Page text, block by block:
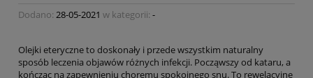
Dodano: 28-05-2021 w kategorii: -
Olejki eteryczne to doskonały i przede wszystkim naturalny
sposób leczenia objawów różnych infekcji. Począwszy od kataru, a
kończąc na zapewnieniu choremu spokojnego snu. To rewelacyjne